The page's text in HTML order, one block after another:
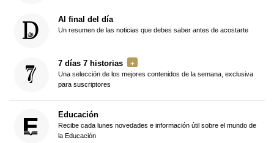
Al final del día
Un resumen de las noticias que debes saber antes de acostarte
7 días 7 historias
Una selección de los mejores contenidos de la semana, exclusiva
para suscriptores
Educación
Recibe cada lunes novedades e información útil sobre el mundo de
la Educación